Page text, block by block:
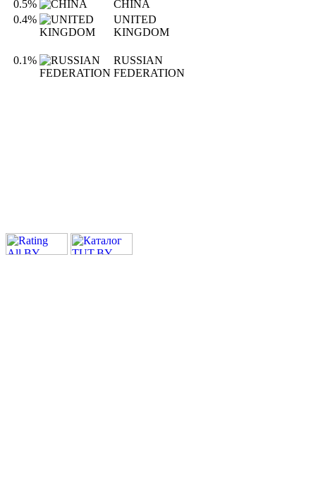
0.5%
CHINA
0.4%
UNITED
KINGDOM
0.1%
RUSSIAN
FEDERATION